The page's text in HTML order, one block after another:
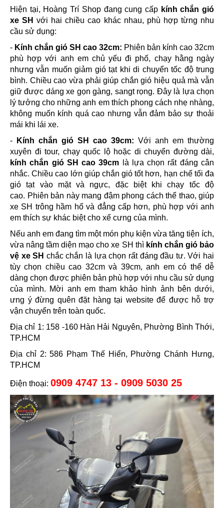
Hiện tại, Hoàng Trí Shop đang cung cấp kính chắn gió
xe SH với hai chiều cao khác nhau, phù hợp từng nhu
cầu sử dụng:
- Kính chắn gió SH cao 32cm: Phiên bản kính cao 32cm
phù hợp với anh em chủ yếu đi phố, chạy hằng ngày
nhưng vẫn muốn giảm gió tạt khi di chuyển tốc độ trung
bình. Chiều cao vừa phải giúp chắn gió hiệu quả mà vẫn
giữ được dáng xe gọn gàng, sangt rọng. Đây là lựa chọn
lý tưởng cho những anh em thích phong cách nhẹ nhàng,
không muốn kính quá cao nhưng vẫn đảm bảo sự thoải
mái khi lái xe.
-
Kính chắn gió SH cao 39cm: Với anh em thường
xuyên đi tour, chạy quốc lộ hoặc di chuyển đường dài,
kính chắn gió SH cao 39cm là lựa chọn rất đáng cân
nhắc. Chiều cao lớn giúp chắn gió tốt hơn, hạn chế tối đa
gió tạt vào mặt và ngực, đặc biệt khi chạy tốc độ
cao. Phiên bản này mang đậm phong cách thể thao, giúp
xe SH trông hầm hố và đẳng cấp hơn, phù hợp với anh
em thích sự khác biệt cho xế cưng của mình.
Nếu anh em đang tìm một món phụ kiện vừa tăng tiện ích,
vừa nâng tầm diện mạo cho xe SH thì kính chắn gió bảo
vệ xe SH chắc chắn là lựa chọn rất đáng đầu tư. Với hai
tùy chọn chiều cao 32cm và 39cm, anh em có thể dễ
dàng chọn được phiên bản phù hợp với nhu cầu sử dụng
của mình. Mời anh em tham khảo hình ảnh bên dưới,
ưng ý đừng quên đặt hàng tại website để được hỗ trợ
vận chuyển trên toàn quốc.
Địa chỉ 1: 158 -160 Hàn Hải Nguyên, Phường Bình Thới,
TP.HCM
Địa chỉ 2: 586 Phạm Thế Hiển, Phường Chánh Hưng,
TP.HCM
Điện thoại: 0909 4747 13 - 0909 5030 25